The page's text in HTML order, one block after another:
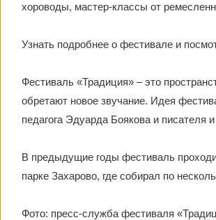
хороводы, мастер-классы от
Узнать подробнее о фестивале и
Фестиваль «Традиция» – это
обретают новое звучание. Идея
педагога Эдуарда Боякова и писателя
В предыдущие годы фестиваль
парке Захарово, где собирал по
Фото: пресс-служба фестиваля